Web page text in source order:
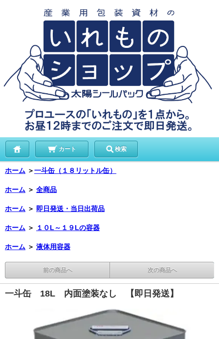
カート 検索
ホーム ＞一斗缶（１８リットル缶）
ホーム ＞ 全商品
ホーム ＞ 即日発送・当日出荷品
ホーム ＞ １０L～１９Lの容器
ホーム ＞ 液体用容器
前の商品へ 次の商品へ
一斗缶 18L 内面塗装なし 【即日発送】